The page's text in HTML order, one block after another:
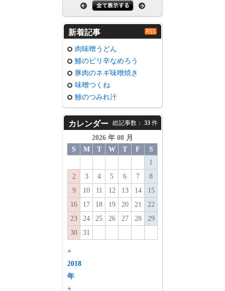
新着記事
肉味噌うどん
鯵のピリ辛なめろう
豚肉のネギ味噌焼き
味噌つくね
鯵のつみれ汁
カレンダー 総記事数： 33 件
2026 年 08 月
S
M T W T F
S
1
2
3 4 5 6 7
8
9
10 11 12 13 14
15
16
17 18 19 20 21
22
23
24 25 26 27 28
29
30
31
+
2018
年
+